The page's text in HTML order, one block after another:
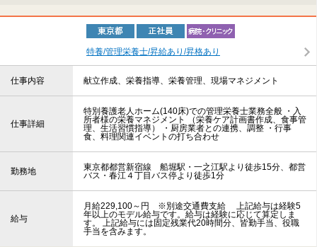
特養/管理栄養士/昇給あり/昇格あり
仕事内容 献立作成、栄養指導、栄養管理、現場マネジメント
仕事詳細
特別養護老人ホーム(140床)での管理栄養士業務全般 ・入
所者様の栄養マネジメント （栄養ケア計画書作成、食事管
理、生活習慣指導） ・厨房業者との連携、調整 ・行事
食、料理関連イベントの打ち合わせ
勤務地
東京都都営新宿線 船堀駅・一之江駅より徒歩15分、都営
バス・春江４丁目バス停より徒歩1分
給与
月給229,100～円 ※別途交通費支給 上記給与は経験5
年以上のモデル給与です。給与は経験に応じて算定しま
す。 上記給与には固定残業代20時間分、皆勤手当、役職
手当を含みます。